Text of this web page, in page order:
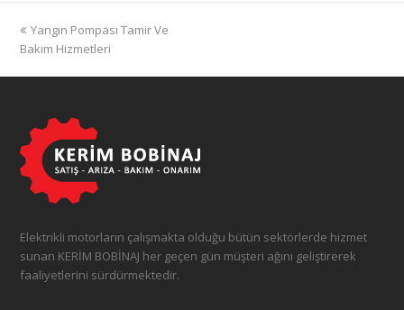
previous
post:
Yangın Pompası Tamir Ve
Bakım Hizmetleri
Elektrikli motorların çalışmakta olduğu bütün sektörlerde hizmet
sunan KERİM BOBİNAJ her geçen gün müşteri ağını geliştirerek
faaliyetlerini sürdürmektedir.